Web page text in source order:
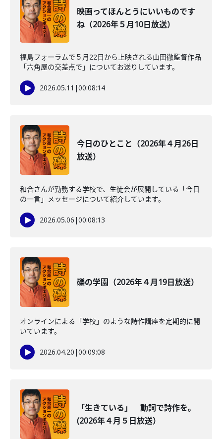
映画ってほんとうにいいものです
ね（2026年５月10日放送）
福島フォーラムで５月22日から上映される山田徹監督作品
「六角屋の交差点で」についてお送りしています。
2026.05.11 |00:08:14
今日のひとこと（2026年４月26日
放送）
和合さんが勤務する学校で、生徒会が展開している「今日
の一言」メッセージについて紹介しています。
2026.05.06 |00:08:13
礫の学園（2026年４月19日放送）
オンラインによる「学校」のような詩作講座を定期的に開
いています。
2026.04.20 |00:09:08
「生きている」 動詞で詩作を。
(2026年４月５日放送）